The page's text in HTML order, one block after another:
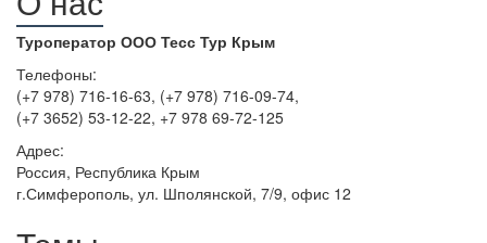
Туроператор ООО Тесс Тур Крым
Телефоны:
(+7 978) 716-16-63, (+7 978) 716-09-74,
(+7 3652) 53-12-22, +7 978 69-72-125
Адрес:
Россия, Республика Крым
г.Симферополь, ул. Шполянской, 7/9, офис 12